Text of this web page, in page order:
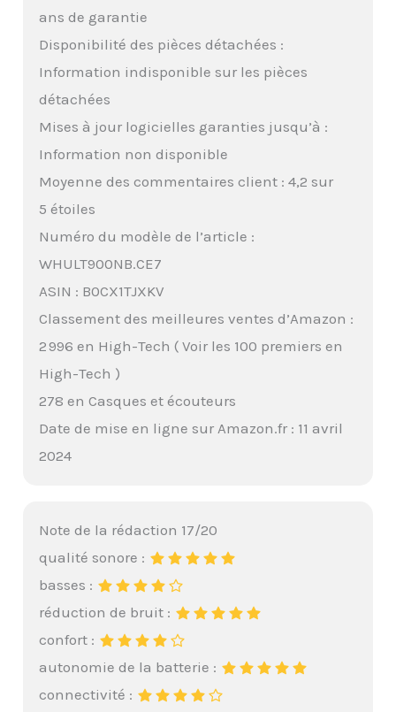
ans de garantie
Disponibilité des pièces détachées :
Information indisponible sur les pièces
détachées
Mises à jour logicielles garanties jusqu’à :
Information non disponible
Moyenne des commentaires client : 4,2 sur
5 étoiles
Numéro du modèle de l’article :
WHULT900NB.CE7
ASIN : B0CX1TJXKV
Classement des meilleures ventes d’Amazon :
2 996 en High-Tech ( Voir les 100 premiers en
High-Tech )
278 en Casques et écouteurs
Date de mise en ligne sur Amazon.fr : 11 avril
2024
Note de la rédaction 17/20
qualité sonore :
basses :
réduction de bruit :
confort :
autonomie de la batterie :
connectivité :